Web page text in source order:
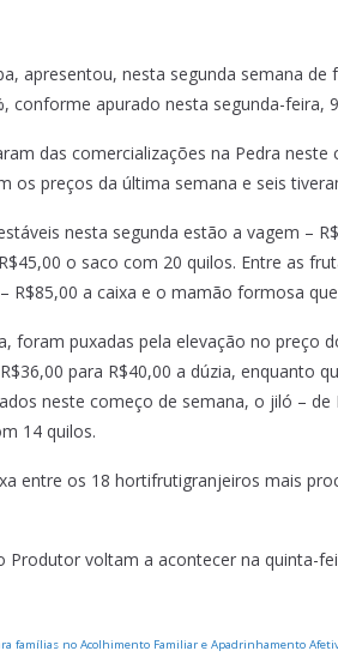
apresentou, nesta segunda semana
conforme apurado nesta segunda-
das comercializações na Pedra
os preços da última semana e seis
nesta segunda estão a vagem –
o saco com 20 quilos. Entre as
R$85,00 a caixa e o mamão formosa
foram puxadas pela elevação no
para R$40,00 a dúzia, enquanto
neste começo de semana, o jiló –
14 quilos.
entre os 18 hortifrutigranjeiros mais
Produtor voltam a acontecer na quinta-
famílias no Acolhimento Familiar e Apadrinhamento